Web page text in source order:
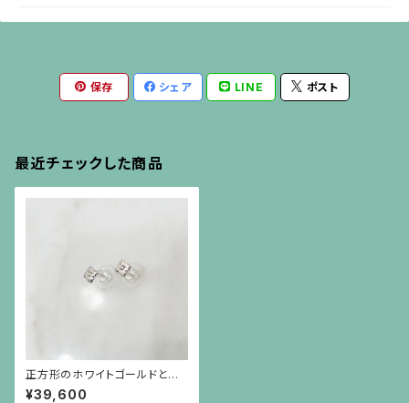
保存 シェア LINE ポスト
最近チェックした商品
正方形のホワイトゴールドとダ
イヤモンドのピアス
¥39,600